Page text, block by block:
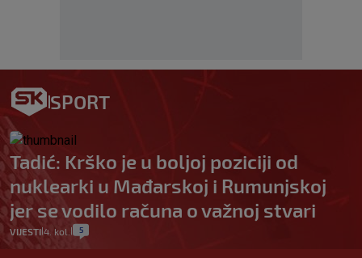
SPORT
Tadić: Krško je u boljoj poziciji od
nuklearki u Mađarskoj i Rumunjskoj
jer se vodilo računa o važnoj stvari
VIJESTI 4. kol. 5